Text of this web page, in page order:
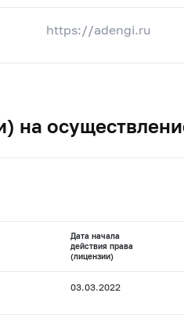
https://adengi.ru
на
Дата начала
действия права
(лицензии)
03.03.2022